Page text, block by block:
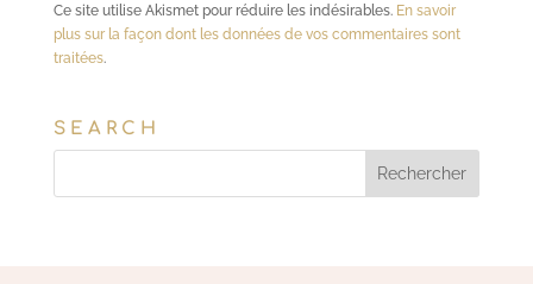
Ce site utilise Akismet pour réduire les indésirables. En savoir
plus sur la façon dont les données de vos commentaires sont
traitées.
SEARCH